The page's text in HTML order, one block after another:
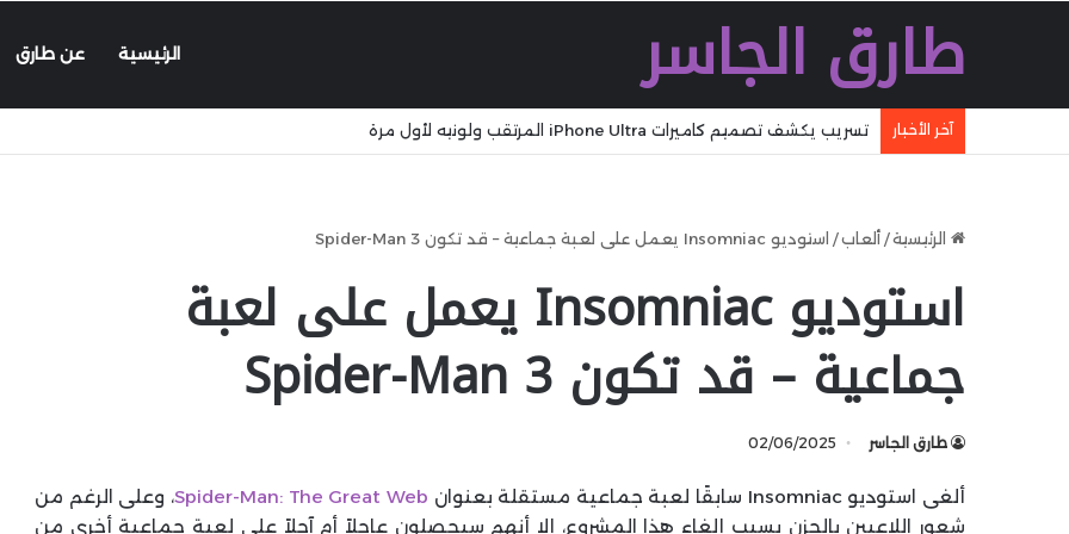
طارق الجاسر الرئيسية عن طارق
آخر الأخبار
شاومي تكشف ملامح جيل هواتفها القادم بتصميم قابل للطي وواجهة HyperOS 4 الجديدة
الرئيسية/ ألعاب/ استوديو Insomniac يعمل على لعبة جماعية – قد تكون Spider-Man 3
استوديو Insomniac يعمل على لعبة
جماعية – قد تكون Spider-Man 3
طارق الجاسر 02/06/2025
ألغى استوديو Insomniac سابقًا لعبة جماعية مستقلة بعنوان Spider-Man: The Great Web، وعلى الرغم من
شعور اللاعبين بالحزن بسبب إلغاء هذا المشروع، إلا أنهم سيحصلون عاجلاً أم آجلاً على لعبة جماعية أخرى من